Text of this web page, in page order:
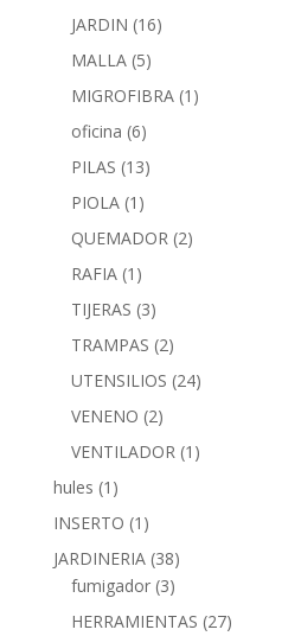
JARDIN (16)
MALLA (5)
MIGROFIBRA (1)
oficina (6)
PILAS (13)
PIOLA (1)
QUEMADOR (2)
RAFIA (1)
TIJERAS (3)
TRAMPAS (2)
UTENSILIOS (24)
VENENO (2)
VENTILADOR (1)
hules (1)
INSERTO (1)
JARDINERIA (38)
fumigador (3)
HERRAMIENTAS (27)